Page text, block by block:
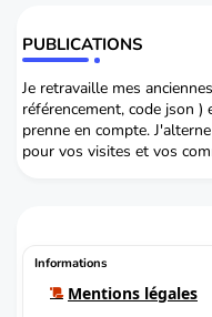
PUBLICATIONS
Je retravaille mes
référencement, code json
prenne en compte.
pour vos visites et vos
Informations
Mentions légales